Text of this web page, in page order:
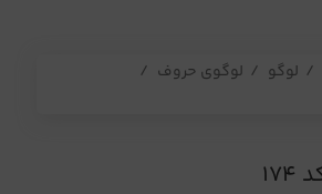
لوگو
لوگوی حروف